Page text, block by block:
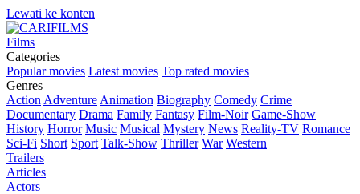
Lewati ke konten
Films
Categories
Popular movies Latest movies Top rated movies
Genres
Action Adventure Animation Biography Comedy Crime
Documentary Drama Family Fantasy Film-Noir Game-Show
History Horror Music Musical Mystery News Reality-TV Romance
Sci-Fi Short Sport Talk-Show Thriller War Western
Trailers
Articles
Actors